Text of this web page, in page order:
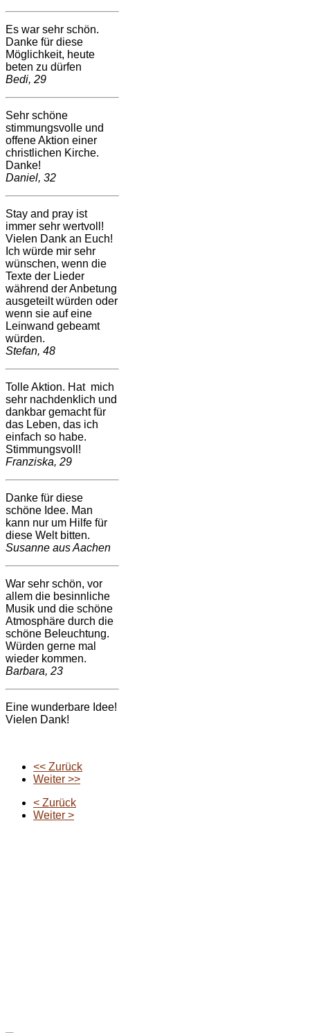
Es war sehr schön.
Danke für diese
Möglichkeit, heute
beten zu dürfen
Bedi, 29
Sehr schöne
stimmungsvolle und
offene Aktion einer
christlichen Kirche.
Danke!
Daniel, 32
Stay and pray ist
immer sehr wertvoll!
Vielen Dank an Euch!
Ich würde mir sehr
wünschen, wenn die
Texte der Lieder
während der Anbetung
ausgeteilt würden oder
wenn sie auf eine
Leinwand gebeamt
würden.
Stefan, 48
Tolle Aktion. Hat mich
sehr nachdenklich und
dankbar gemacht für
das Leben, das ich
einfach so habe.
Stimmungsvoll!
Franziska, 29
Danke für diese
schöne Idee. Man
kann nur um Hilfe für
diese Welt bitten.
Susanne aus Aachen
War sehr schön, vor
allem die besinnliche
Musik und die schöne
Atmosphäre durch die
schöne Beleuchtung.
Würden gerne mal
wieder kommen.
Barbara, 23
Eine wunderbare Idee!
Vielen Dank!
<< Zurück
Weiter >>
< Zurück
Weiter >